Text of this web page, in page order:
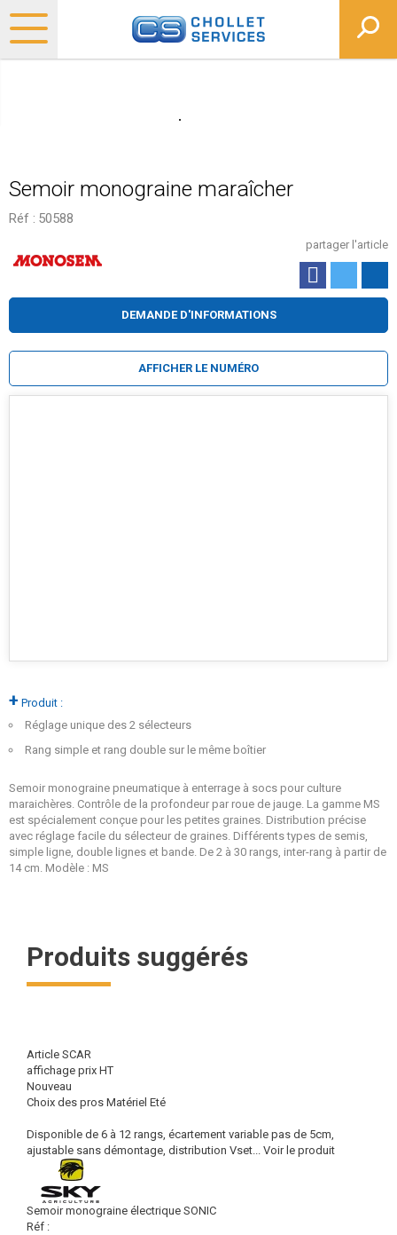
Semoir monograine maraîcher
Réf : 50588
+ Produit :
Réglage unique des 2 sélecteurs
Rang simple et rang double sur le même boîtier
partager l'article
Semoir monograine pneumatique à enterrage à socs pour culture
maraichères. Contrôle de la profondeur par roue de jauge. La gamme MS
est spécialement conçue pour les petites graines. Distribution précise
avec réglage facile du sélecteur de graines. Différents types de semis,
simple ligne, double lignes et bande. De 2 à 30 rangs, inter-rang à partir de
14 cm. Modèle : MS
DEMANDE D'INFORMATIONS
AFFICHER LE NUMÉRO
Produits suggérés
Article SCAR
affichage prix HT
Nouveau
Choix des pros Matériel Eté
Disponible de 6 à 12 rangs, écartement variable pas de 5cm,
ajustable sans démontage, distribution Vset... Voir le produit
Semoir monograine électrique SONIC
Réf :